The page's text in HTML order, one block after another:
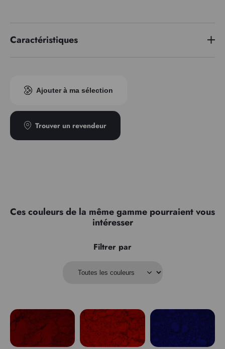
Caractéristiques
Ajouter à ma sélection
Trouver un revendeur
Ces couleurs de la même gamme pourraient vous
intéresser
Filtrer par